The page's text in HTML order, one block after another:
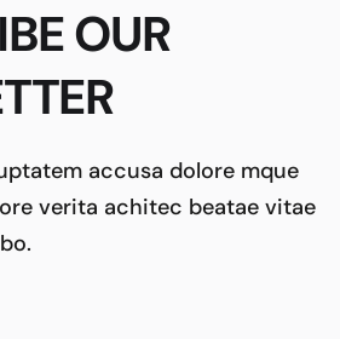
OUR
accusa dolore mque
verita achitec beatae vitae